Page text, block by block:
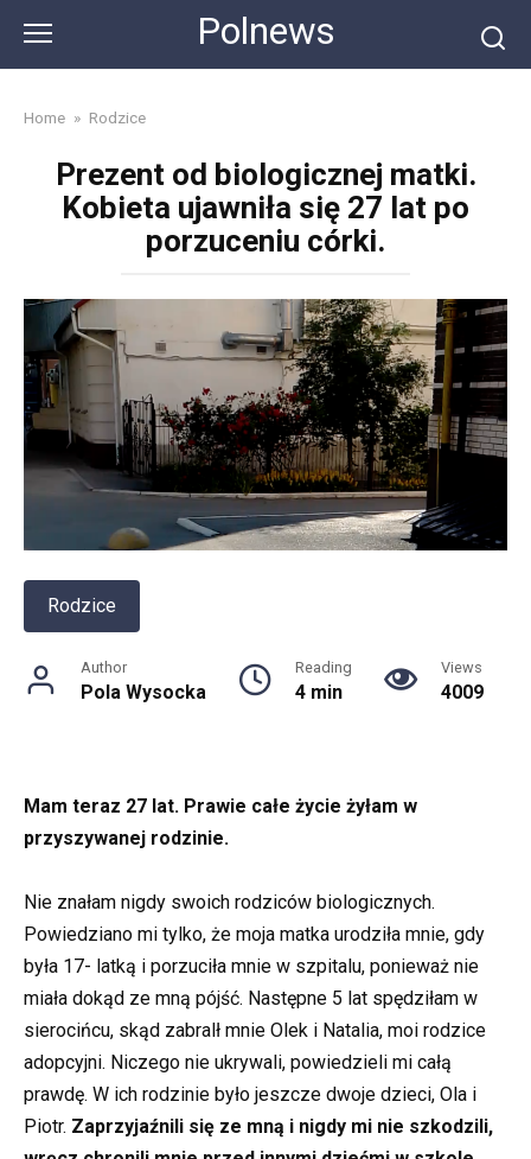
content
Polnews
Home » Rodzice
Prezent od biologicznej matki.
Kobieta ujawniła się 27 lat po
porzuceniu córki.
Rodzice
Author
Pola Wysocka
Reading
4 min
Views
4009
Mam teraz 27 lat. Prawie całe życie żyłam w
przyszywanej rodzinie.
Nie znałam nigdy swoich rodziców biologicznych.
Powiedziano mi tylko, że moja matka urodziła mnie, gdy
była 17- latką i porzuciła mnie w szpitalu, ponieważ nie
miała dokąd ze mną pójść. Następne 5 lat spędziłam w
sierocińcu, skąd zabralł mnie Olek i Natalia, moi rodzice
adopcyjni. Niczego nie ukrywali, powiedzieli mi całą
prawdę. W ich rodzinie było jeszcze dwoje dzieci, Ola i
Piotr. Zaprzyjaźnili się ze mną i nigdy mi nie szkodzili,